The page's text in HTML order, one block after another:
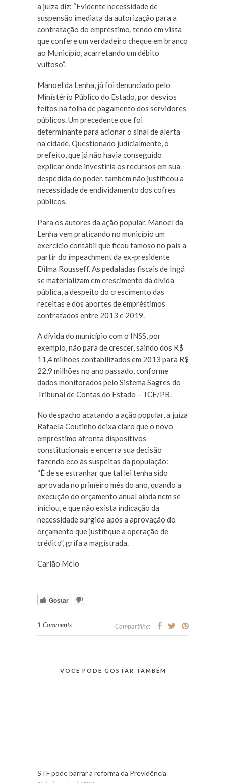
a juíza diz: “Evidente necessidade de
suspensão imediata da autorização para a
contratação do empréstimo, tendo em vista
que confere um verdadeiro cheque em branco
ao Município, acarretando um débito
vultoso”.
Manoel da Lenha, já foi denunciado pelo
Ministério Público do Estado, por desvios
feitos na folha de pagamento dos servidores
públicos. Um precedente que foi
determinante para acionar o sinal de alerta
na cidade. Questionado judicialmente, o
prefeito, que já não havia conseguido
explicar onde investiria os recursos em sua
despedida do poder, também não justificou a
necessidade de endividamento dos cofres
públicos.
Para os autores da ação popular, Manoel da
Lenha vem praticando no município um
exercício contábil que ficou famoso no país a
partir do impeachment da ex-presidente
Dilma Rousseff. As pedaladas fiscais de Ingá
se materializam em crescimento da dívida
pública, a despeito do crescimento das
receitas e dos aportes de empréstimos
contratados entre 2013 e 2019.
A dívida do município com o INSS, por
exemplo, não para de crescer, saindo dos R$
11,4 milhões contabilizados em 2013 para R$
22,9 milhões no ano passado, conforme
dados monitorados pelo Sistema Sagres do
Tribunal de Contas do Estado – TCE/PB.
No despacho acatando a ação popular, a juíza
Rafaela Coutinho deixa claro que o novo
empréstimo afronta dispositivos
constitucionais e encerra sua decisão
fazendo eco às suspeitas da população:
“É de se estranhar que tal lei tenha sido
aprovada no primeiro mês do ano, quando a
execução do orçamento anual ainda nem se
iniciou, e que não exista indicação da
necessidade surgida após a aprovação do
orçamento que justifique a operação de
crédito”, grifa a magistrada.
Carlão Mélo
Gostar
1 Comments Compartilhe:
VOCÊ PODE GOSTAR TAMBÉM
STF pode barrar a reforma da Previdência